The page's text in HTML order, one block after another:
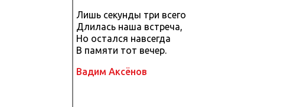
Лишь секунды три всего
Длилась наша встреча,
Но остался навсегда
В памяти тот вечер.
Вадим Аксёнов